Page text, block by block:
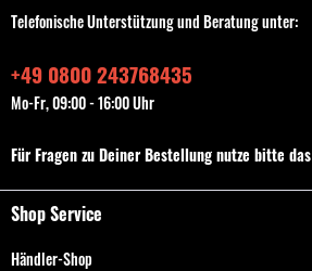
Telefonische Unterstützung und Beratung unter:
+49 0800 243768435
Mo-Fr, 09:00 - 16:00 Uhr
Für Fragen zu Deiner Bestellung nutze bitte das
Shop Service
Händler-Shop